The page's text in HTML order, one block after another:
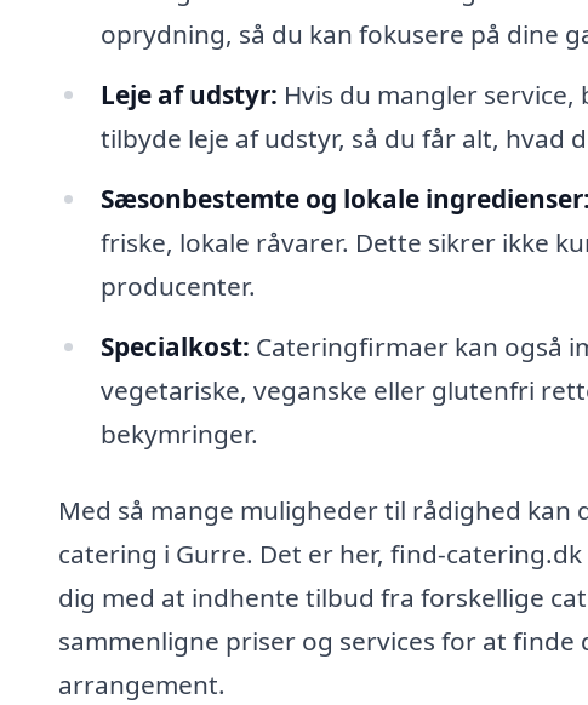
oprydning, så du kan fokusere på dine
Leje af udstyr: Hvis du mangler
tilbyde leje af udstyr, så du får alt, hvad
Sæsonbestemte og lokale ingredienser:
friske, lokale råvarer. Dette sikrer ikke
producenter.
Specialkost: Cateringfirmaer kan også
vegetariske, veganske eller glutenfri
bekymringer.
Med så mange muligheder til rådighed
catering i Gurre. Det er her, find-
dig med at indhente tilbud fra forskellige
sammenligne priser og services for at
arrangement.